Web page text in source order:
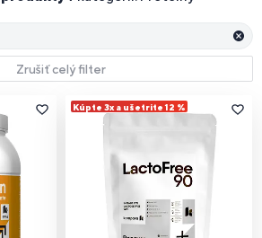
Zrušiť celý filter
Kúpte 3x a ušetrite 12 %